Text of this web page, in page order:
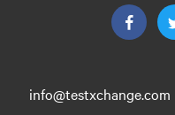
info@testxchange.com